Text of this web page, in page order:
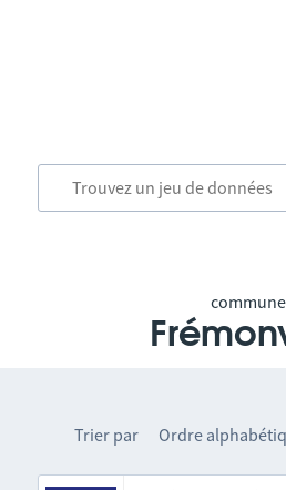
commune
Trier par Ordre